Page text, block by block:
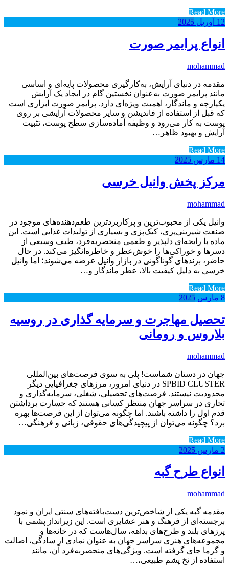
Read More
12 آوریل 2025
انواع پرایمر صورت
mohammad
مقدمه در دنیای آرایش، به‌کارگیری محصولات پایه‌ای و اساسی
مانند پرایمر صورت به‌عنوان نخستین گام در ایجاد یک آرایش
یکپارچه و ماندگار، اهمیت ویژه‌ای دارد. پرایمر صورت ابزاری است
که قبل از استفاده از فاندیشن و سایر محصولات آرایشی بر روی
پوست به کار می‌رود و وظیفه آماده‌سازی سطح پوست، تثبیت
آرایش و بهبود ظاهر…
Read More
14 مارس 2025
مرکز پخش وانیل خرسی
mohammad
وانیل یکی از محبوب‌ترین و پرکاربردترین طعم‌دهنده‌های موجود در
صنعت شیرینی‌پزی، کیک‌پزی و بسیاری از تولیدات غذایی است. این
ماده با رایحه‌ای دلپذیر و طعمی منحصربه‌فرد، طیف وسیعی از
دسرها و خوراکی‌ها را خوش‌عطر و خاطره‌انگیز می‌کند. در حال
حاضر، برندهای گوناگونی در بازار وانیل عرضه می‌شوند؛ اما وانیل
خرسی به دلیل کیفیت بالا، عطر ماندگار و…
Read More
8 مارس 2025
تحصیل مهاجرت و سرمایه گذاری در روسیه
بلاروس و رومانی
mohammad
جهان در دستان شماست! پلی به سوی فرصت‌های بین‌المللی
SPBID CLUSTER در دنیای امروز، مرزهای جغرافیایی دیگر
محدودیت نیستند. فرصت‌های تحصیلی، شغلی، سرمایه‌گذاری و
تجاری در سراسر جهان منتظر کسانی هستند که جسارت برداشتن
قدم اول را داشته باشند. اما چگونه می‌توان از این فرصت‌ها بهره
برد؟ چگونه می‌توان از پیچیدگی‌های حقوقی، زبانی و فرهنگی…
Read More
2 مارس 2025
انواع طرح گبه
mohammad
مقدمه گبه یکی از شاخص‌ترین دست‌بافته‌های سنتی ایران و نمود
برجسته‌ای از فرهنگ و هنر عشایری است. این زیرانداز پشمی با
پرزهای بلند و طرح‌های بداهه، سال‌هاست که در خانه‌ها و
مجموعه‌های هنری سراسر جهان به عنوان نمادی از سادگی، اصالت
و گرما جای گرفته است. ویژگی‌های منحصربه‌فرد آن، مانند
استفاده از نخ پشم طبیعی،…